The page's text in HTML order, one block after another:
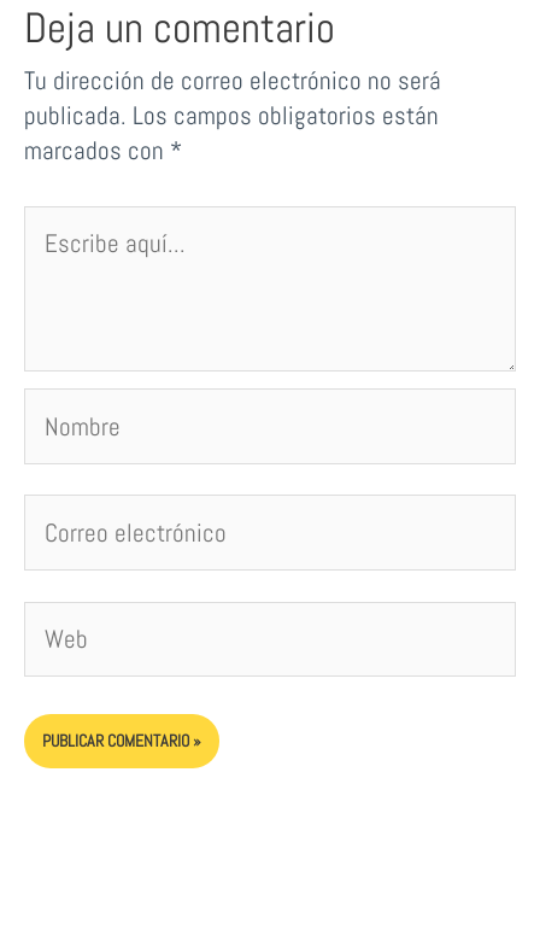
Deja un comentario
Tu dirección de correo electrónico no será
publicada. Los campos obligatorios están
marcados con *
aquí...
electrónico